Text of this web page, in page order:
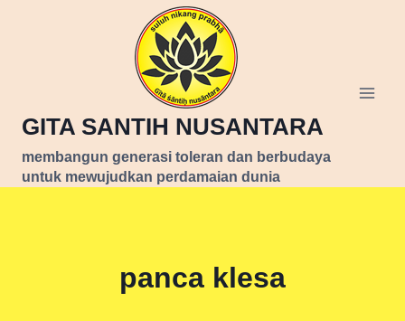
GITA SANTIH NUSANTARA
membangun generasi toleran dan berbudaya
untuk mewujudkan perdamaian dunia
panca klesa